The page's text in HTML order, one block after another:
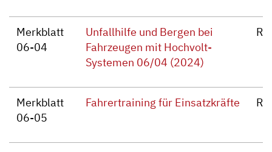
Merkblatt
06-04
Unfallhilfe und Bergen bei
Fahrzeugen mit Hochvolt-
Systemen 06/04 (2024)
Merkblatt
06-05
Fahrertraining für Einsatzkräfte